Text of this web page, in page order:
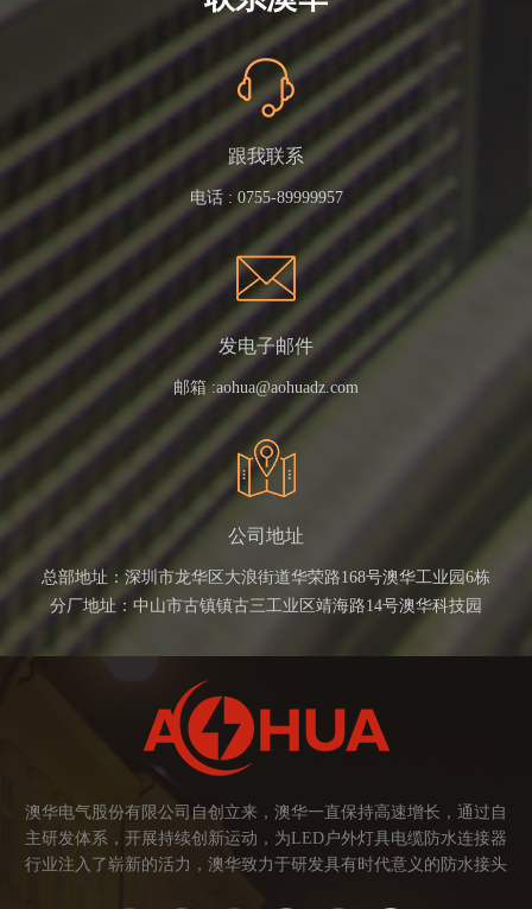
跟我联系
电话 : 0755-89999957
发电子邮件
邮箱 :aohua@aohuadz.com
公司地址
总部地址：深圳市龙华区大浪街道华荣路168号澳华工业园6栋
分厂地址：中山市古镇镇古三工业区靖海路14号澳华科技园
澳华电气股份有限公司自创立来，澳华一直保持高速增长，通过自
主研发体系，开展持续创新运动，为LED户外灯具电缆防水连接器
行业注入了崭新的活力，澳华致力于研发具有时代意义的防水接头